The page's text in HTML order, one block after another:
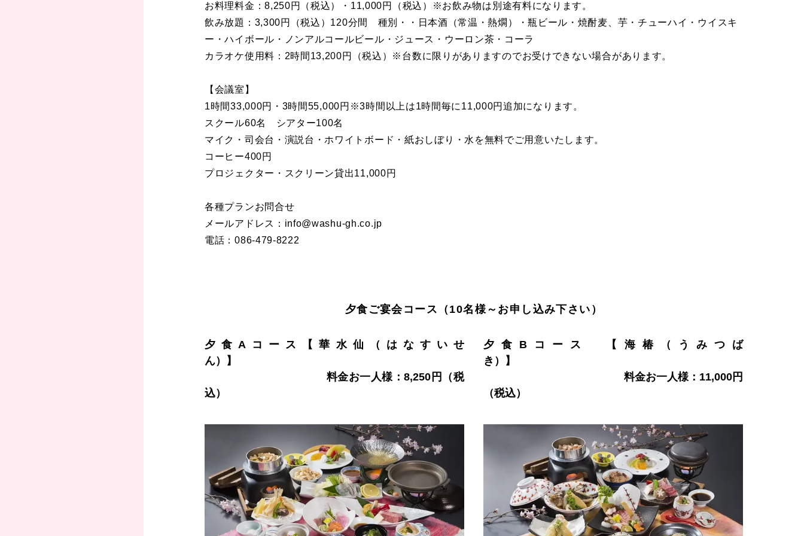
お料理料金：8,250円（税込）・11,000円（税込）※お飲み物は別途有料になります。
飲み放題：3,300円（税込）120分間 種別・・日本酒（常温・熱燗）・瓶ビール・焼酎麦、芋・チューハイ・ウイスキ
ー・ハイボール・ノンアルコールビール・ジュース・ウーロン茶・コーラ
カラオケ使用料：2時間13,200円（税込）※台数に限りがありますのでお受けできない場合があります。
【会議室】
1時間33,000円・3時間55,000円※3時間以上は1時間毎に11,000円追加になります。
スクール60名 シアター100名
マイク・司会台・演説台・ホワイトボード・紙おしぼり・水を無料でご用意いたします。
コーヒー400円
プロジェクター・スクリーン貸出11,000円
各種プランお問合せ
メールアドレス：info@washu-gh.co.jp
電話：086-479-8222
夕食ご宴会コース（10名様～お申し込み下さい）
夕食Aコース【華水仙（はなすいせ
ん）】
料金お一人様：8,250円（税
込）
夕食Bコース 【海椿（うみつば
き）】
料金お一人様：11,000円
（税込）